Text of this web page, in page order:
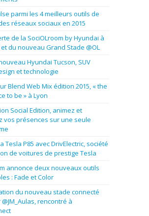
parmi les 4 meilleurs outils de
réseaux sociaux en 2015
de la SociOLroom by Hyundai à
du nouveau Grand Stade @OL
Hyundai Tucson, SUV
et technologie
Blend Web Mix édition 2015, « the
to be » à Lyon
Social Edition, animez et
vos présences sur une seule
Tesla P85 avec DrivElectric, société
de voitures de prestige Tesla
annonce deux nouveaux outils
: Fade et Color
du nouveau stade connecté
@JM_Aulas, rencontré à